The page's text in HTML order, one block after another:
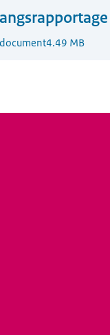
4.49 MB